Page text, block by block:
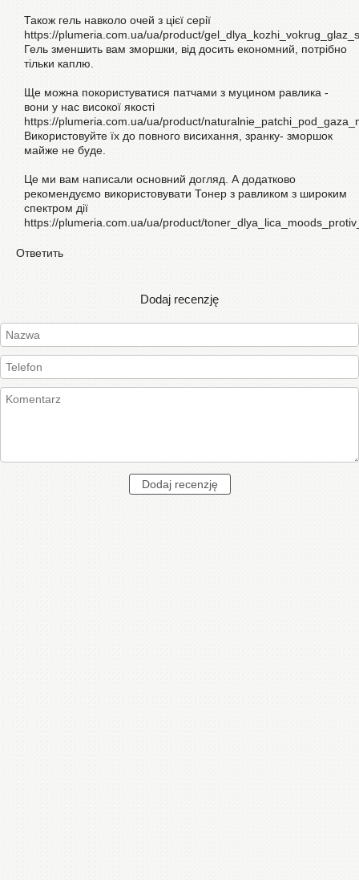
Також гель навколо очей з цієї серії
https://plumeria.com.ua/ua/product/
Гель зменшить вам зморшки, від досить економний, потрібно
тільки каплю.
Ще можна покористуватися патчами з муцином равлика -
вони у нас високої якості
https://plumeria.com.ua/ua/product/
Використовуйте їх до повного висихання, зранку- зморшок
майже не буде.
Це ми вам написали основний догляд. А додатково
рекомендуємо використовувати Тонер з равликом з широким
спектром дії
https://plumeria.com.ua/ua/product/
Ответить
Dodaj recenzję